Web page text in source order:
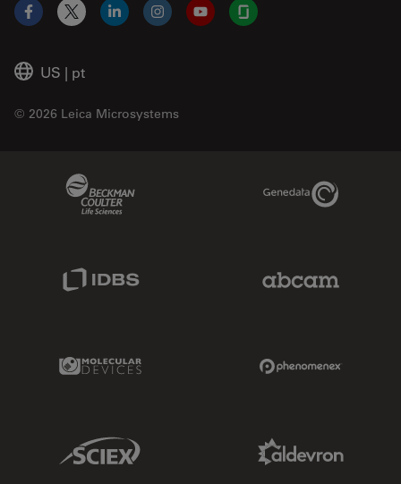
US | pt
© 2026 Leica Microsystems
Facebook
X LinkedInInstagramYouTubeGlassdoor
Genedata Link
IDBS Link
Molecular Devices Link
Sciex Link